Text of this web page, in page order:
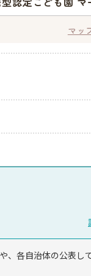
マッ
、各自治体の公表し